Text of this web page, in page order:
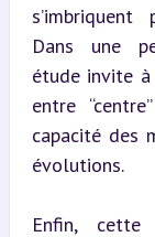
Dans une
étude invite
entre
capacité des
évolutions.
Enfin,